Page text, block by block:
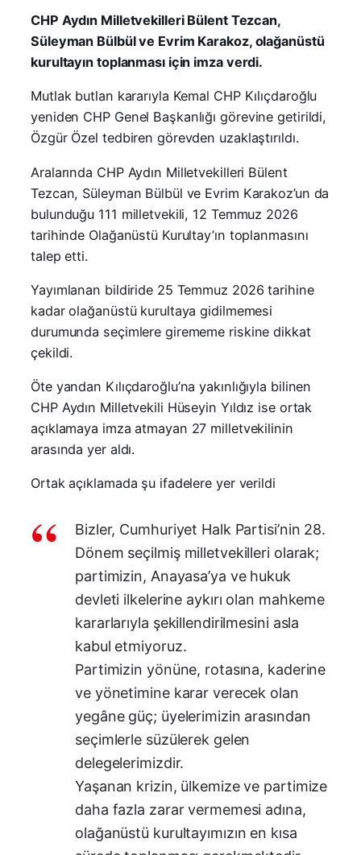
CHP Aydın Milletvekilleri Bülent Tezcan,
Süleyman Bülbül ve Evrim Karakoz, olağanüstü
kurultayın toplanması için imza verdi.
Mutlak butlan kararıyla Kemal CHP Kılıçdaroğlu
yeniden CHP Genel Başkanlığı görevine getirildi,
Özgür Özel tedbiren görevden uzaklaştırıldı.
Aralarında CHP Aydın Milletvekilleri Bülent
Tezcan, Süleyman Bülbül ve Evrim Karakoz’un da
bulunduğu 111 milletvekili, 12 Temmuz 2026
tarihinde Olağanüstü Kurultay’ın toplanmasını
talep etti.
Yayımlanan bildiride 25 Temmuz 2026 tarihine
kadar olağanüstü kurultaya gidilmemesi
durumunda seçimlere girememe riskine dikkat
çekildi.
Öte yandan Kılıçdaroğlu’na yakınlığıyla bilinen
CHP Aydın Milletvekili Hüseyin Yıldız ise ortak
açıklamaya imza atmayan 27 milletvekilinin
arasında yer aldı.
Ortak açıklamada şu ifadelere yer verildi
Bizler, Cumhuriyet Halk Partisi’nin 28.
Dönem seçilmiş milletvekilleri olarak;
partimizin, Anayasa’ya ve hukuk
devleti ilkelerine aykırı olan mahkeme
kararlarıyla şekillendirilmesini asla
kabul etmiyoruz.
Partimizin yönüne, rotasına, kaderine
ve yönetimine karar verecek olan
yegâne güç; üyelerimizin arasından
seçimlerle süzülerek gelen
delegelerimizdir.
Yaşanan krizin, ülkemize ve partimize
daha fazla zarar vermemesi adına,
olağanüstü kurultayımızın en kısa